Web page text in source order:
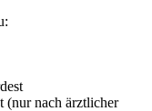
(nur nach ärztlicher